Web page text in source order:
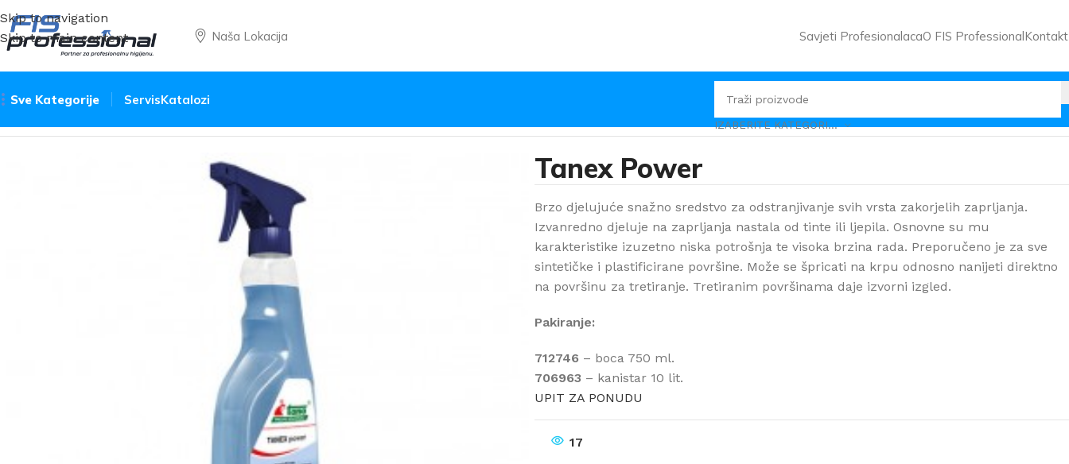
Skip to navigation
Skip to main content
Naša Lokacija Savjeti ProfesionalacaO FIS ProfessionalKontakt
Sve Kategorije ServisKatalozi
IZABERITE KATEGORIJU
Tanex Power
Brzo djelujuće snažno sredstvo za odstranjivanje svih vrsta zakorjelih zaprljanja.
Izvanredno djeluje na zaprljanja nastala od tinte ili ljepila. Osnovne su mu
karakteristike izuzetno niska potrošnja te visoka brzina rada. Preporučeno je za sve
sintetičke i plastificirane površine. Može se špricati na krpu odnosno nanijeti direktno
na površinu za tretiranje. Tretiranim površinama daje izvorni izgled.
Pakiranje:
712746 – boca 750 ml.
706963 – kanistar 10 lit.
UPIT ZA PONUDU
17